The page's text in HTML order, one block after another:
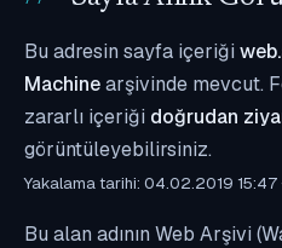
Bu adresin sayfa içeriği
Machinearşivinde mevcut.
zararlı içeriği doğrudan
görüntüleyebilirsiniz.
Yakalama tarihi: 04.02.2019 15:47
Bu alan adının Web Arşivi